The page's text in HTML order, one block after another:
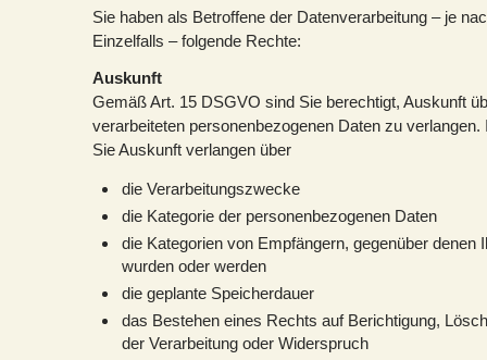
Sie haben als Betroffene der Datenverarbeitung – je
Einzelfalls – folgende Rechte:
Auskunft
Gemäß Art. 15 DSGVO sind Sie berechtigt, Auskunft
verarbeiteten personenbezogenen Daten zu
Sie Auskunft verlangen über
die Verarbeitungszwecke
die Kategorie der personenbezogenen Daten
die Kategorien von Empfängern, gegenüber denen
wurden oder werden
die geplante Speicherdauer
das Bestehen eines Rechts auf Berichtigung,
der Verarbeitung oder Widerspruch